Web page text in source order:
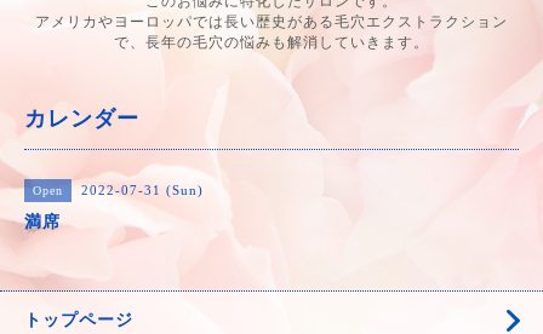
アメリカやヨーロッパでは長い歴史がある毛穴エクストラクション
で、長年の毛穴の悩みも解消していきます。
カレンダー
Open 2022-07-31 (Sun)
満席
トップページ